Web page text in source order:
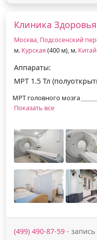
Клиника
Москва, Подсосенский
м. Курская (400 м), м.
Аппараты:
МРТ 1.5 Тл
МРТ головного мозга
Показать все
(499) 490-87-59 -